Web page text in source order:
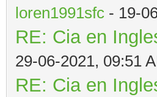
loren1991sfc - 19-
RE: Cia en
29-06-2021, 09:51
RE: Cia en